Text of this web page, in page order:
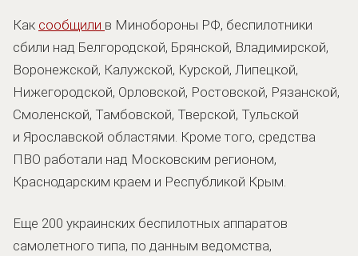
Как сообщили в Минобороны РФ, беспилотники
сбили над Белгородской, Брянской, Владимирской,
Воронежской, Калужской, Курской, Липецкой,
Нижегородской, Орловской, Ростовской, Рязанской,
Смоленской, Тамбовской, Тверской, Тульской
и Ярославской областями. Кроме того, средства
ПВО работали над Московским регионом,
Краснодарским краем и Республикой Крым.
Еще 200 украинских беспилотных аппаратов
самолетного типа, по данным ведомства,